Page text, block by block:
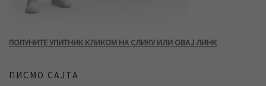
ПОПУНИТЕ УПИТНИК КЛИКОМ НА СЛИКУ ИЛИ ОВАЈ ЛИНК
ПИСМО САЈТА